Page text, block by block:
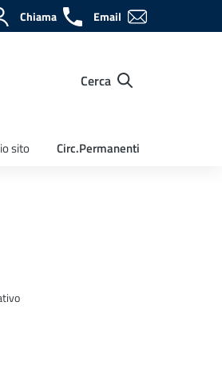
Chiama Email
Cerca
sito Circ.Permanenti